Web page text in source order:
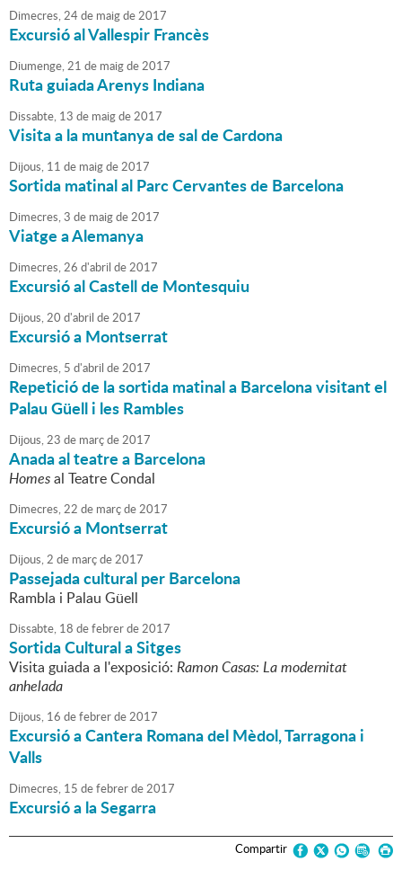
Dimecres,24de maigde2017
Excursió al Vallespir Francès
Diumenge,21 de maigde2017
Ruta guiada Arenys Indiana
Dissabte, 13 de maigde2017
Visita a la muntanya de sal de Cardona
Dijous, 11 de maigde2017
Sortida matinal al Parc Cervantes de Barcelona
Dimecres,3 de maigde2017
Viatge a Alemanya
Dimecres,26 d'abril de2017
Excursió al Castell de Montesquiu
Dijous,20 d'abril de2017
Excursió a Montserrat
Dimecres, 5 d'abril de2017
Repetició de la sortida matinal a Barcelona visitant el
Palau Güell i les Rambles
Dijous,23 de marçde2017
Anada al teatre a Barcelona
Homesal Teatre Condal
Dimecres,22 de marçde2017
Excursió a Montserrat
Dijous,2 de marçde2017
Passejada cultural per Barcelona
Rambla i Palau Güell
Dissabte, 18 defebrerde2017
Sortida Cultural a Sitges
Visita guiada a l'exposició: Ramon Casas: La modernitat
anhelada
Dijous, 16 defebrerde2017
Excursió a Cantera Romana del Mèdol, Tarragona i
Valls
Dimecres, 15 defebrerde2017
Excursió a la Segarra
Compartir